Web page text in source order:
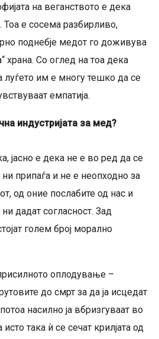
на веганството е дека
Тоа е сосема разбирливо,
поднебје медот го доживува
храна. Со оглед на тоа дека
луѓето им е многу тешко да се
емпатија.
индустријата за мед?
јасно е дека не е во ред да се
припаѓа и не е неопходно за
од оние послабите од нас и
дадат согласност. Зад
голем број морално
оплодување –
до смрт за да ја исцедат
насилно ја вбризгуваат во
така ѝ се сечат крилјата од